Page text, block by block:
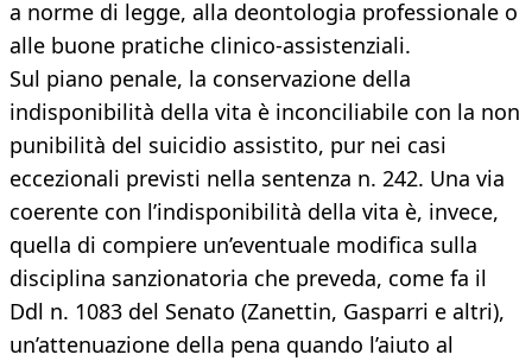
a norme di legge, alla deontologia professionale o
alle buone pratiche clinico-assistenziali.
Sul piano penale, la conservazione della
indisponibilità della vita è inconciliabile con la non
punibilità del suicidio assistito, pur nei casi
eccezionali previsti nella sentenza n. 242. Una via
coerente con l’indisponibilità della vita è, invece,
quella di compiere un’eventuale modifica sulla
disciplina sanzionatoria che preveda, come fa il
Ddl n. 1083 del Senato (Zanettin, Gasparri e altri),
un’attenuazione della pena quando l’aiuto al